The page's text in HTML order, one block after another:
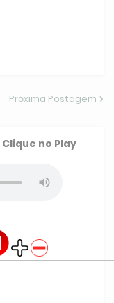
Próxima Postagem
Clique no Play